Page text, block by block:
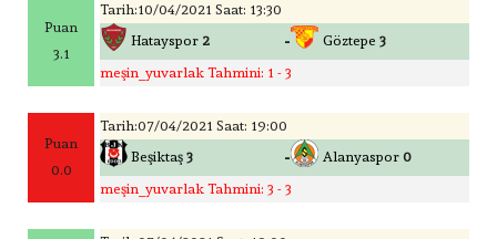
Puan
3.1
Tarih:10/04/2021 Saat: 13:30
Hatayspor 2 - Göztepe 3
meşin_yuvarlak Tahmini: 1 - 3
Puan
0.0
Tarih:07/04/2021 Saat: 19:00
Beşiktaş 3 - Alanyaspor 0
meşin_yuvarlak Tahmini: 3 - 3